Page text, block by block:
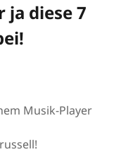
ja diese 7
Musik-Player